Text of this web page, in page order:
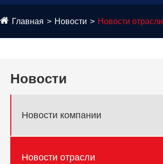
Главная Новости Новости отрасли
Новости
Новости компании
Новости отрасли